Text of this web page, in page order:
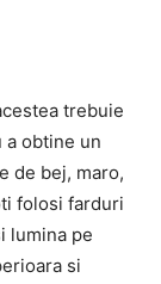
trebuie
a obtine un
de bej, maro,
folosi farduri
lumina pe
si